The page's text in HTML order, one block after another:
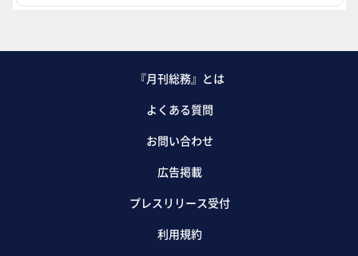
『月刊総務』とは
よくある質問
お問い合わせ
広告掲載
プレスリリース受付
利用規約